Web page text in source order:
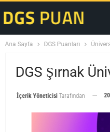
Ana Sayfa DGS Puanları
DGS Şırnak
İçerik Yöneticisi Tarafından